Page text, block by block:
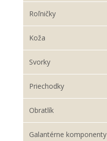
Roľničky
Koža
Svorky
Priechodky
Obratlík
Galantérne komponenty